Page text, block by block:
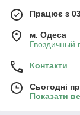
Працює з
м. Одеса
Гвоздичный
Контакти
Сьогодні
Показати